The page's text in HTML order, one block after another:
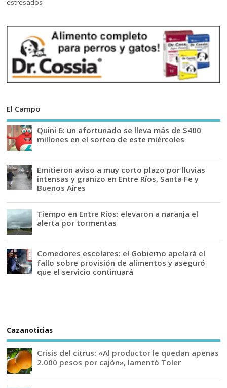
El Campo
Quini 6: un afortunado se lleva más de $400
millones en el sorteo de este miércoles
Emitieron aviso a muy corto plazo por lluvias
intensas y granizo en Entre Ríos, Santa Fe y
Buenos Aires
Tiempo en Entre Ríos: elevaron a naranja el
alerta por tormentas
Comedores escolares: el Gobierno apelará el
fallo sobre provisión de alimentos y aseguró
que el servicio continuará
Cazanoticias
Crisis del citrus: «Al productor le quedan apenas
2.000 pesos por cajón», lamentó Toler